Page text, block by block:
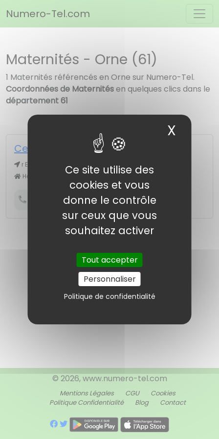
Ce site utilise des
cookies et vous
donne le contrôle
sur ceux que vous
souhaitez activer
Tout accepter
Personnaliser
Politique de confidentialité
X
Numero-Tel.com
Maternités - Orne (61)
1 Maternités référencés en Orne sur Numero-Tel.
Coordonnées de Maternitésen quelques clics dans le
département 61
Centre Hospitalier Jacques Monod
r Eugène Garnier, 61100 FLERS
Hôpital # Maternité
Obtenir le numéro de téléphone
© 2026, www.numero-tel.com
Mentions Légales CGU
Cookies
Politique Confidentialité
Blog Contact